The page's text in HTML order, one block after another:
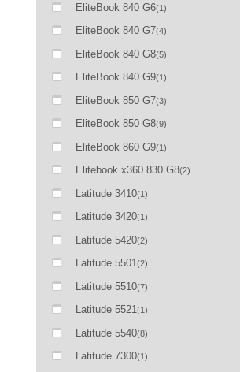
EliteBook 840 G6(1)
EliteBook 840 G7(4)
EliteBook 840 G8(5)
EliteBook 840 G9(1)
EliteBook 850 G7(3)
EliteBook 850 G8(9)
EliteBook 860 G9(1)
Elitebook x360 830 G8(2)
Latitude 3410(1)
Latitude 3420(1)
Latitude 5420(2)
Latitude 5501(2)
Latitude 5510(7)
Latitude 5521(1)
Latitude 5540(8)
Latitude 7300(1)